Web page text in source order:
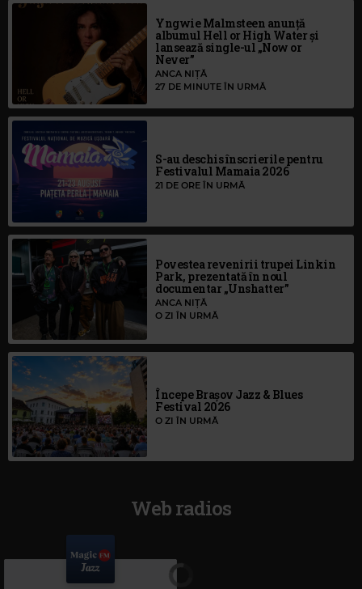
Yngwie Malmsteen anunță
albumul Hell or High Water și
lansează single-ul „Now or
Never”
ANCA NIȚĂ
27 DE MINUTE ÎN URMĂ
S-au deschis înscrierile pentru
Festivalul Mamaia 2026
21 DE ORE ÎN URMĂ
Povestea revenirii trupei Linkin
Park, prezentată în noul
documentar „Unshatter”
ANCA NIȚĂ
O ZI ÎN URMĂ
Începe Brașov Jazz & Blues
Festival 2026
O ZI ÎN URMĂ
Web radios